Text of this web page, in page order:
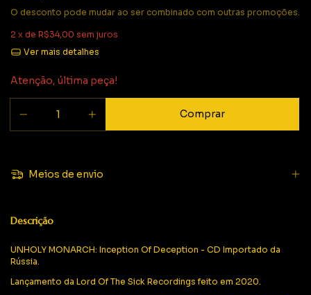
O desconto pode mudar ao ser combinado com outras promoções.
2 x de R$34,00 sem juros
Ver mais detalhes
Atenção, última peça!
Meios de envio
Descrição
UNHOLY MONARCH: Inception Of Deception - CD Importado da
Rússia.
Lançamento da Lord Of The Sick Recordings feito em 2020.